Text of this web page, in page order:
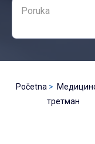
Početna
третман